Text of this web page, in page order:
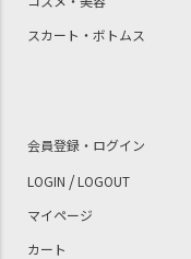
スカート・ボトムス
会員登録・ログイン
LOGIN /LOGOUT
マイページ
カート